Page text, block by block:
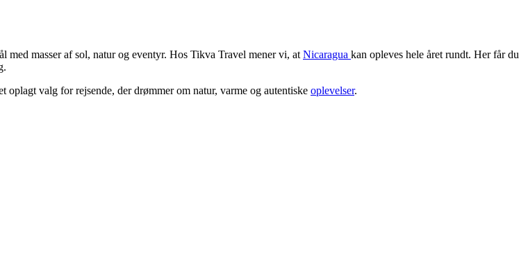
masser af sol, natur og eventyr. Hos Tikva Travel mener vi, at Nicaragua kan opleves hele året rundt. Her får du
oplagt valg for rejsende, der drømmer om natur, varme og autentiske oplevelser.